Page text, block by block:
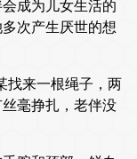
成为儿女生活的
次产生厌世的想
找来一根绳子，两
毫挣扎，老伴没